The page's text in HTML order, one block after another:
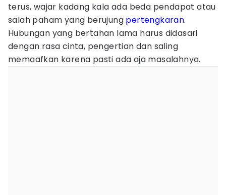
terus, wajar kadang kala ada beda pendapat atau
salah paham yang berujung pertengkaran.
Hubungan yang bertahan lama harus didasari
dengan rasa cinta, pengertian dan saling
memaafkan karena pasti ada aja masalahnya.